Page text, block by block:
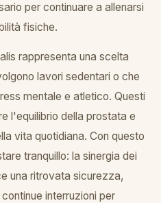
per continuare a allenarsi
fisiche.
rappresenta una scelta
lavori sedentari o che
mentale e atletico. Questi
l'equilibrio della prostata e
vita quotidiana. Con questo
tranquillo: la sinergia dei
una ritrovata sicurezza,
interruzioni per